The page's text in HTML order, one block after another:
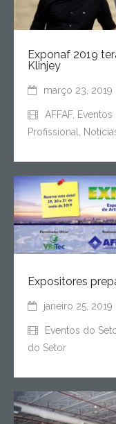
Exponaf 2019
Klinjey
março 23, 2019
AFFAF, Eventos
Profissional
Expositores
janeiro 25, 2019
Eventos do
do Setor